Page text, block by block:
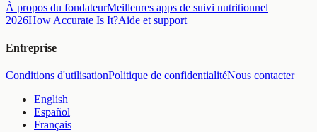
À propos du fondateurMeilleures apps de suivi nutritionnel
2026How Accurate Is It?Aide et support
Entreprise
Conditions d'utilisationPolitique de confidentialitéNous contacter
English
Español
Français